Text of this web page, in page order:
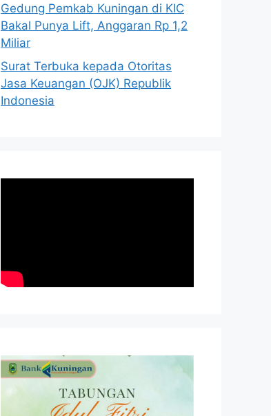
Gedung Pemkab Kuningan di KIC
Bakal Punya Lift, Anggaran Rp 1,2
Miliar
Surat Terbuka kepada Otoritas
Jasa Keuangan (OJK) Republik
Indonesia